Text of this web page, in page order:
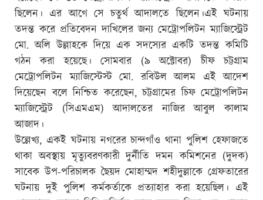
ছিলেন। এর আগে সে চতুর্থ আদালতে ছিলেন।এই ঘটনায়
তদন্ত করে প্রতিবেদন দাখিলের জন্য মেট্রোপলিটন ম্যাজিস্ট্রেট
মো. অলি উল্লাহকে দিয়ে এক সদস্যের একটি তদন্ত কমিটি
গঠন করা হয়েছে। সোমবার (৯ অক্টোবর) চীফ চট্টগ্রাম
মেট্রোপলিটন ম্যাজিস্টেস্ট মো. রবিউল আলম এই আদেশ
দিয়েছেন বলে নিশ্চিত করেছেন, চট্টগ্রামের চিফ মেট্রোপলিটন
ম্যাজিস্ট্রেট (সিএমএম) আদালতের নাজির আবুল কালাম
আজাদ।
উল্লেখ্য, একই ঘটনায় নগরের চান্দগাঁও থানা পুলিশ হেফাজতে
থাকা অবস্থায় মৃত্যুবরণকারী দুর্নীতি দমন কমিশনের (দুদক)
সাবেক উপ-পরিচালক ছৈয়দ মোহাম্মদ শহীদুল্লাকে গ্রেফতারের
ঘটনায় দুই পুলিশ কর্মকর্তাকে প্রত্যাহার করা হয়েছিল। এই